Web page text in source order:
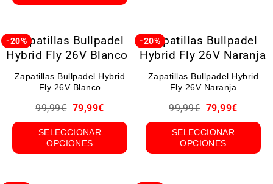
-20%
Zapatillas Bullpadel Hybrid
Fly 26V Blanco
99,99€ 79,99€
SELECCIONAR
OPCIONES
-20%
Zapatillas Bullpadel Hybrid
Fly 26V Naranja
99,99€ 79,99€
SELECCIONAR
OPCIONES